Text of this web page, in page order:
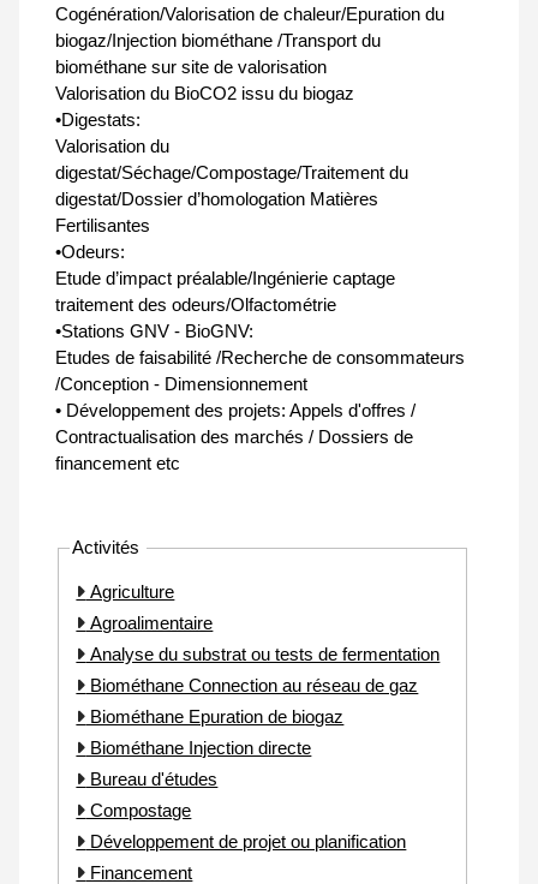
Cogénération/Valorisation de chaleur/Epuration du
biogaz/Injection biométhane /Transport du
biométhane sur site de valorisation
Valorisation du BioCO2 issu du biogaz
•Digestats:
Valorisation du
digestat/Séchage/Compostage/Traitement du
digestat/Dossier d’homologation Matières
Fertilisantes
•Odeurs:
Etude d’impact préalable/Ingénierie captage
traitement des odeurs/Olfactométrie
•Stations GNV - BioGNV:
Etudes de faisabilité /Recherche de consommateurs
/Conception - Dimensionnement
• Développement des projets: Appels d'offres /
Contractualisation des marchés / Dossiers de
financement etc
Activités
Agriculture
Agroalimentaire
Analyse du substrat ou tests de fermentation
Biométhane Connection au réseau de gaz
Biométhane Epuration de biogaz
Biométhane Injection directe
Bureau d'études
Compostage
Développement de projet ou planification
Financement